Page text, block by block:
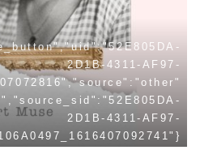
2D1B-4311-AF97-
2D1B-4311-AF97-